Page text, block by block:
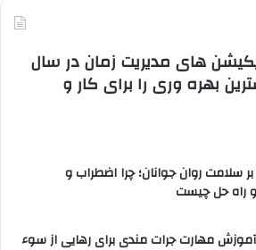
های مدیریت زمان در سال
بهره وری را برای کار و
سلامت روان جوانان؛ چرا اضطراب و
راه حل چیست
آموزش مهارت جرات مندی برای رهایی از سوء